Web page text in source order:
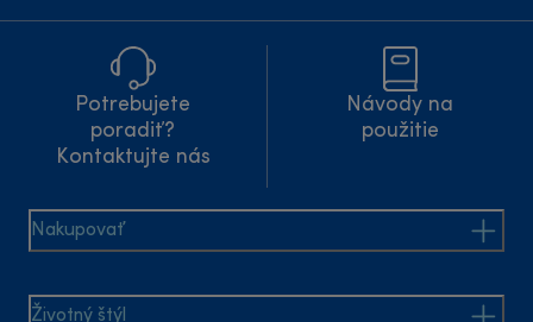
Potrebujete
poradiť?
Kontaktujte nás
Návody na
použitie
Nakupovať
Životný štýl